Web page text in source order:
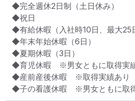
◆完全週休2日制（土日休み）
◆祝日
◆有給休暇（入社時10日、最大25
◆年末年始休暇（6日）
◆夏期休暇（3日）
◆育児休暇　※男女ともに取得実
◆産前産後休暇　※取得実績あり
◆子の看護休暇　※男女ともに取